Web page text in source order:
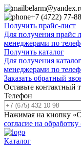
+7 (4722) 77-
Получить прайс-лист
Для получения прайс
менеджерами по
Получить каталог
Для получения
менеджерами по
Заказать обратный
Оставьте контактный
Телефон
Нажимая на кнопку
согласие на
Каталог